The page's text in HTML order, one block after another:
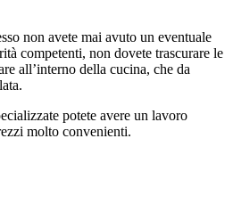
non avete mai avuto un eventuale
competenti, non dovete trascurare le
all’interno della cucina, che da
potete avere un lavoro
molto convenienti.